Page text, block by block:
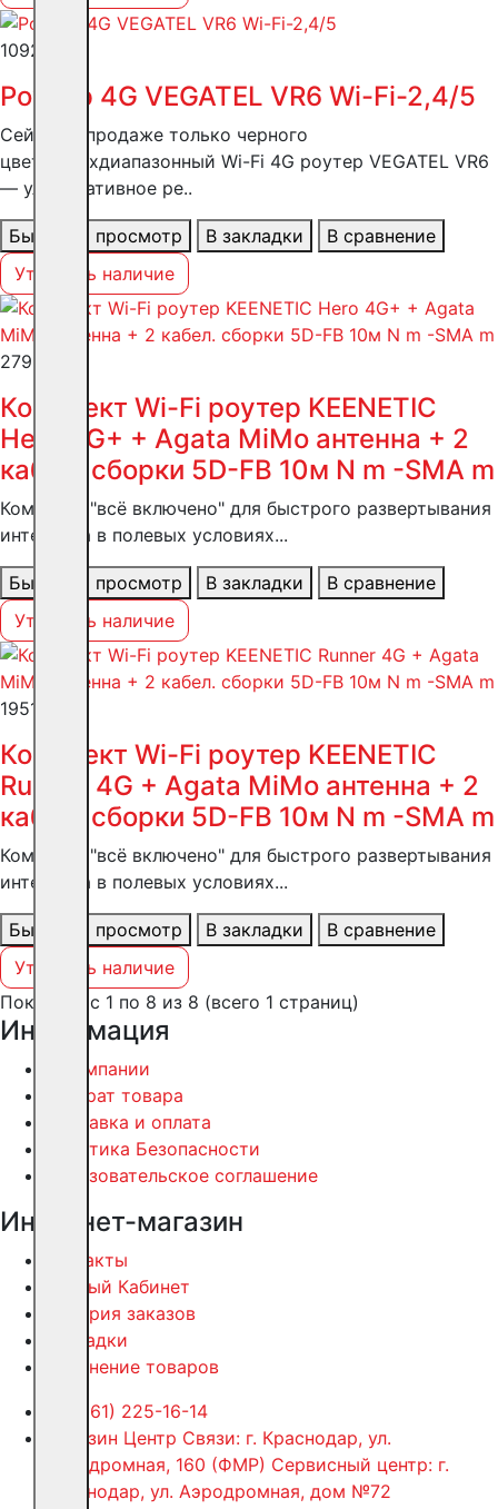
10920 ₽
Роутер 4G VEGATEL VR6 Wi-Fi-2,4/5
Сейчас в продаже только черного
цвета.Двухдиапазонный Wi-Fi 4G роутер VEGATEL VR6
— ультимативное ре..
Быстрый просмотр В закладки
В сравнение
Уточнить наличие
27917 ₽
Комплект Wi-Fi роутер KEENETIC
Hero 4G+ + Agata MiMo антенна + 2
кабел. сборки 5D-FB 10м N m -SMA m
Комплект "всё включено" для быстрого развертывания
интернета в полевых условиях...
Быстрый просмотр В закладки
В сравнение
Уточнить наличие
19517 ₽
Комплект Wi-Fi роутер KEENETIC
Runner 4G + Agata MiMo антенна + 2
кабел. сборки 5D-FB 10м N m -SMA m
Комплект "всё включено" для быстрого развертывания
интернета в полевых условиях...
Быстрый просмотр В закладки
В сравнение
Уточнить наличие
Показано с 1 по 8 из 8 (всего 1 страниц)
Информация
О компании
Возврат товара
Доставка и оплата
Политика Безопасности
Пользовательское соглашение
Интернет-магазин
Контакты
Личный Кабинет
История заказов
Закладки
Сравнение товаров
+7 (861) 225-16-14
Магазин Центр Связи: г. Краснодар, ул.
Аэродромная, 160 (ФМР) Сервисный центр: г.
Краснодар, ул. Аэродромная, дом №72